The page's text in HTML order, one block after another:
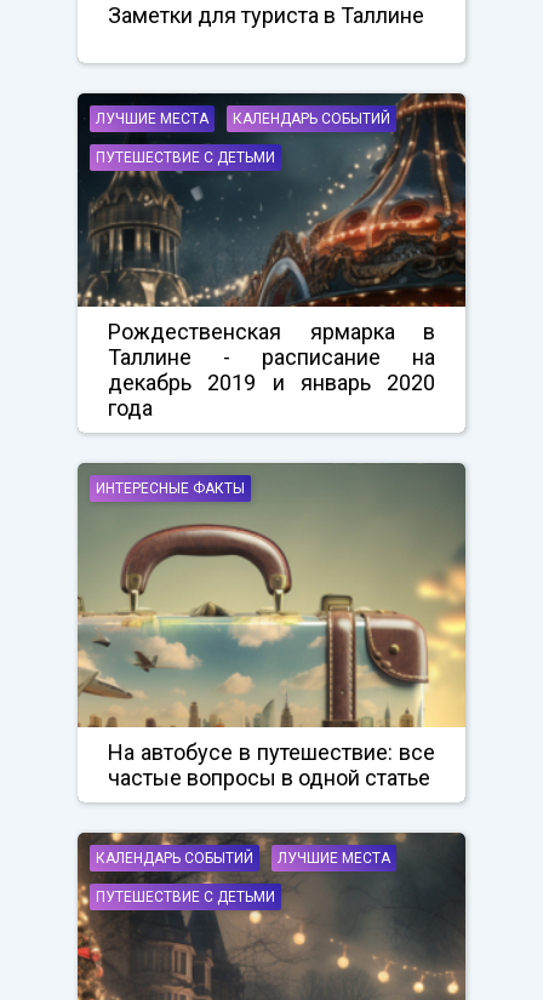
Заметки для туриста в Таллине
ЛУЧШИЕ МЕСТА КАЛЕНДАРЬ СОБЫТИЙ
ПУТЕШЕСТВИЕ С ДЕТЬМИ
Рождественская ярмарка в
Таллине - расписание на
декабрь 2019 и январь 2020
года
ИНТЕРЕСНЫЕ ФАКТЫ
На автобусе в путешествие: все
частые вопросы в одной статье
КАЛЕНДАРЬ СОБЫТИЙ ЛУЧШИЕ МЕСТА
ПУТЕШЕСТВИЕ С ДЕТЬМИ